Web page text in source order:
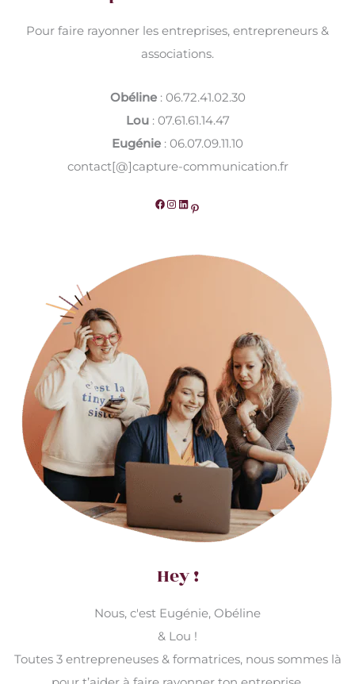
Pour faire rayonner les entreprises, entrepreneurs &
associations.
Obéline: 06.72.41.02.30
Lou: 07.61.61.14.47
Eugénie : 06.07.09.11.10
contact[@]capture-communication.fr
Facebook Instagram LinkedIn Pinterest
Hey !
Nous, c'est Eugénie, Obéline
& Lou !
Toutes 3 entrepreneuses & formatrices, nous sommes là